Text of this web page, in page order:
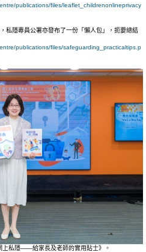
publications/files/leaflet_childrenonlineprivacy
私隱專員公署亦發布了一份「懶人包」，扼要總結
publications/files/safeguarding_practicaltips.p
上私隱——給家長及老師的實用貼士》。